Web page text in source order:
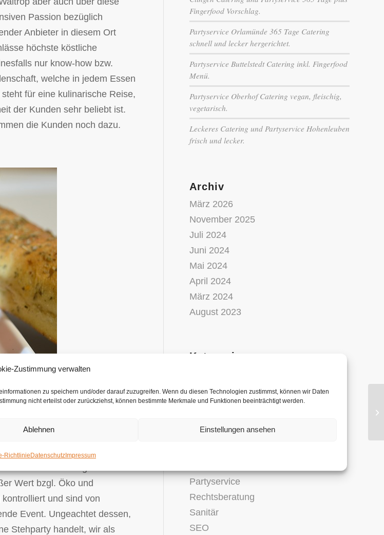
Zustimmung verwalten
zu speichern und/oder darauf zuzugreifen. Wenn du diesen Technologien zustimmst, können wir Daten
nicht erteilst oder zurückziehst, können bestimmte Merkmale und Funktionen beeinträchtigt werden.
Ablehnen Einstellungen ansehen
RichtlinieDatenschutzImpressum
Passion bezüglich
Anbieter in diesem Ort
höchste köstliche
nur know-how bzw.
welche in jedem Essen
für eine kulinarische Reise,
der Kunden sehr beliebt ist.
die Kunden noch dazu.
für alle Menschen, welche
In der Tat sind wir stolz
frische, erstklassige Produkte .
welcher nicht nur die
die ortsansässige Wirtschaft
Wert bzgl. Öko und
und sind von
Event. Ungeachtet dessen,
Stehparty handelt, wir als
Fingerfood Vorschlag.
Partyservice Orlamünde 365 Tage Catering
schnell und lecker hergerichtet.
Partyservice Buttelstedt Catering inkl. Fingerfood
Menü.
Partyservice Oberhof Catering vegan, fleischig,
vegetarisch.
Leckeres Catering und Partyservice Hohenleuben
frisch und lecker.
Archiv
März 2026
November 2025
Juli 2024
Juni 2024
Mai 2024
April 2024
März 2024
August 2023
Kategorien
Catering
Catering Dienstleistungen
Hosting
Partyservice
Rechtsberatung
Sanitär
SEO